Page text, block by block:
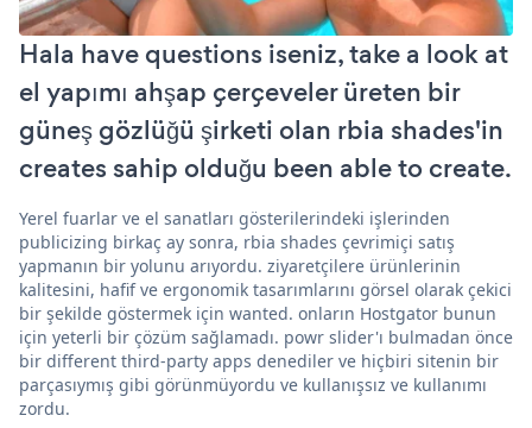
Hala have questions iseniz, take a look at
el yapımı ahşap çerçeveler üreten bir
güneş gözlüğü şirketi olan rbia shades'in
creates sahip olduğu been able to create.
Yerel fuarlar ve el sanatları gösterilerindeki işlerinden
publicizing birkaç ay sonra, rbia shades çevrimiçi satış
yapmanın bir yolunu arıyordu. ziyaretçilere ürünlerinin
kalitesini, hafif ve ergonomik tasarımlarını görsel olarak çekici
bir şekilde göstermek için wanted. onların Hostgator bunun
için yeterli bir çözüm sağlamadı. powr slider'ı bulmadan önce
bir different third-party apps denediler ve hiçbiri sitenin bir
parçasıymış gibi görünmüyordu ve kullanışsız ve kullanımı
zordu.